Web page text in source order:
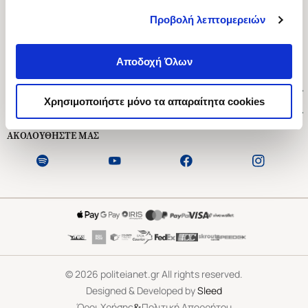
Προβολή λεπτομερειών
Αποδοχή Όλων
Χρησιμοποιήστε μόνο τα απαραίτητα cookies
Ασκληπιού 1-3, Αθήνα 106 79
Δευτέρα - Παρασκευή 09:00-21:00
Εξυπηρέτηση Πελατών
ΑΚΟΛΟΥΘΗΣΤΕ ΜΑΣ
©2026 politeianet.gr All rights reserved.
Designed & Developed bySleed